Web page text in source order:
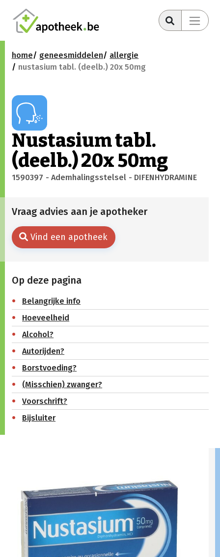
home geneesmiddelen
allergie
nustasium tabl. (deelb.) 20x 50mg
Nustasium tabl.
(deelb.) 20x 50mg
1590397 - Ademhalingsstelsel - DIFENHYDRAMINE
Vraag advies aan je apotheker
Vind een apotheek
Op deze pagina
Belangrijke info
Hoeveelheid
Alcohol?
Autorijden?
Borstvoeding?
(Misschien) zwanger?
Voorschrift?
Bijsluiter